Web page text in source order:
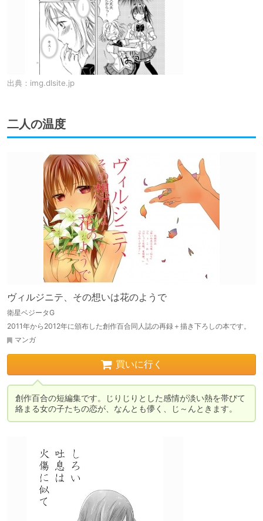
出典： img.dlsite.jp
二人の温度
ヴィルジニテ、その想いは花のようで
衛星ベジータG
2011年から2012年に頒布した創作百合同人誌の再録＋描き下ろしの本です。
マンガ
買いに行く
創作百合の短編集です。じりじりとした感情が淡い熱を帯びて
絡まる女の子たちの恋が、なんとも儚く、じ～んときます。